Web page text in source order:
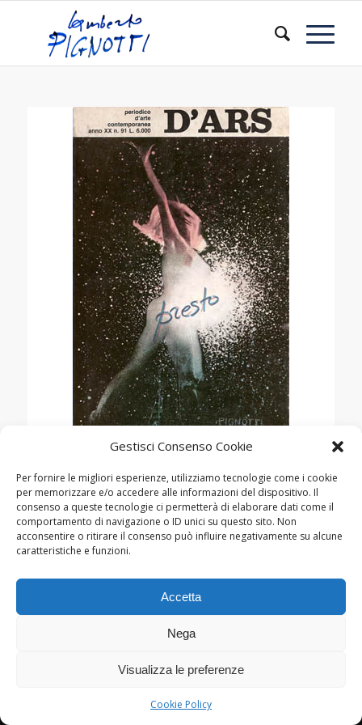
Gestisci Consenso Cookie
Per fornire le migliori esperienze, utilizziamo tecnologie come i cookie
per memorizzare e/o accedere alle informazioni del dispositivo. Il
consenso a queste tecnologie ci permetterà di elaborare dati come il
comportamento di navigazione o ID unici su questo sito. Non
acconsentire o ritirare il consenso può influire negativamente su alcune
caratteristiche e funzioni.
Accetta
Nega
Visualizza le preferenze
Cookie Policy
RIVISTE
© Copyright Lamberto Pignotti, 2022-2026 - Powered byKappabit|